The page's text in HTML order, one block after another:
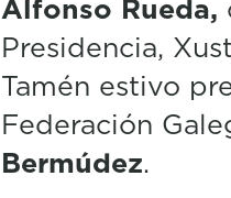
Alfonso Rueda,
Presidencia,
Tamén estivo
Federación
Bermúdez.